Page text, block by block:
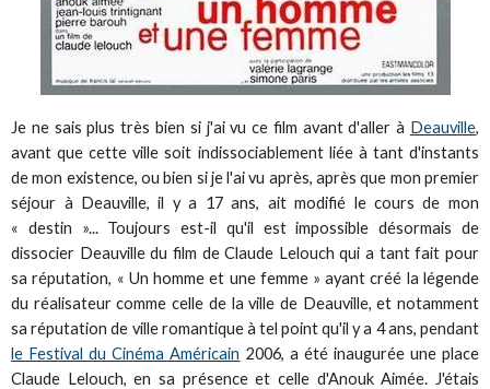
Je ne sais plus très bien si j'ai vu ce film avant d'aller à Deauville,
avant que cette ville soit indissociablement liée à tant d'instants
de mon existence, ou bien si je l'ai vu après, après que mon premier
séjour à Deauville, il y a 17 ans, ait modifié le cours de mon
« destin »... Toujours est-il qu'il est impossible désormais de
dissocier Deauville du film de Claude Lelouch qui a tant fait pour
sa réputation, « Un homme et une femme » ayant créé la légende
du réalisateur comme celle de la ville de Deauville, et notamment
sa réputation de ville romantique à tel point qu'il y a 4 ans, pendant
le Festival du Cinéma Américain 2006, a été inaugurée une place
Claude Lelouch, en sa présence et celle d'Anouk Aimée. J'étais